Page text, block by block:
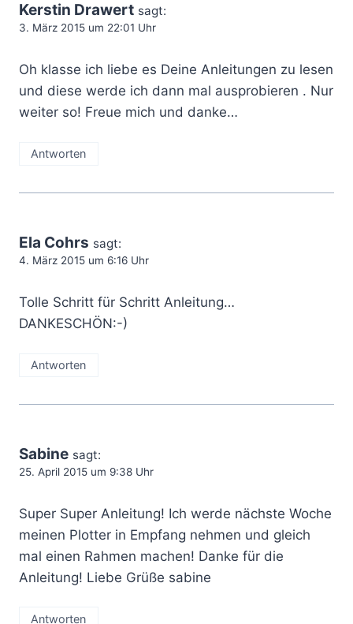
Kerstin Drawert sagt:
3. März 2015 um 22:01 Uhr
Oh klasse ich liebe es Deine Anleitungen zu lesen
und diese werde ich dann mal ausprobieren . Nur
weiter so! Freue mich und danke…
Antworten
Ela Cohrs sagt:
4. März 2015 um 6:16 Uhr
Tolle Schritt für Schritt Anleitung…
DANKESCHÖN:-)
Antworten
Sabine sagt:
25. April 2015 um 9:38 Uhr
Super Super Anleitung! Ich werde nächste Woche
meinen Plotter in Empfang nehmen und gleich
mal einen Rahmen machen! Danke für die
Anleitung! Liebe Grüße sabine
Antworten